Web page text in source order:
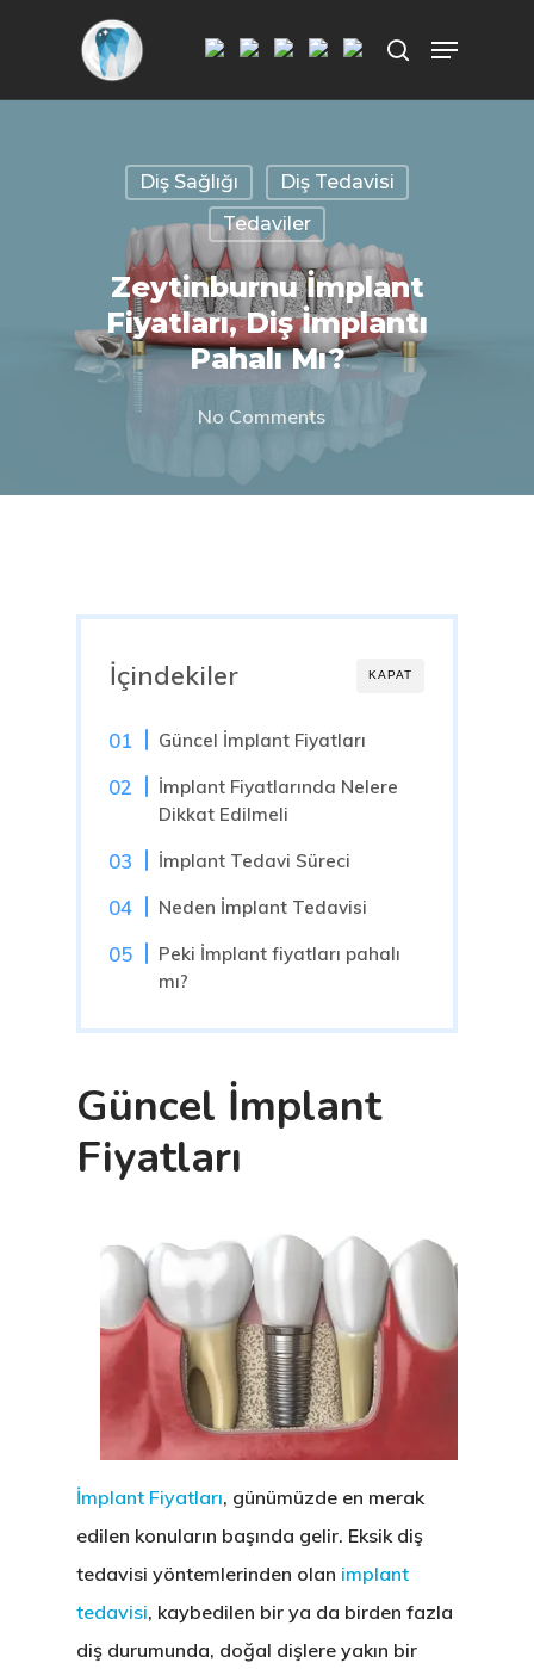
Diş Sağlığı
Diş Tedavisi
Tedaviler
Zeytinburnu İmplant
Fiyatları, Diş İmplantı
Pahalı Mı?
No Comments
KAPAT
İçindekiler
Güncel İmplant Fiyatları
İmplant Fiyatlarında Nelere
Dikkat Edilmeli
İmplant Tedavi Süreci
Neden İmplant Tedavisi
Peki İmplant fiyatları pahalı
mı?
Güncel İmplant
Fiyatları
İmplant Fiyatları, günümüzde en merak
edilen konuların başında gelir. Eksik diş
tedavisi yöntemlerinden olan implant
tedavisi, kaybedilen bir ya da birden fazla
diş durumunda, doğal dişlere yakın bir